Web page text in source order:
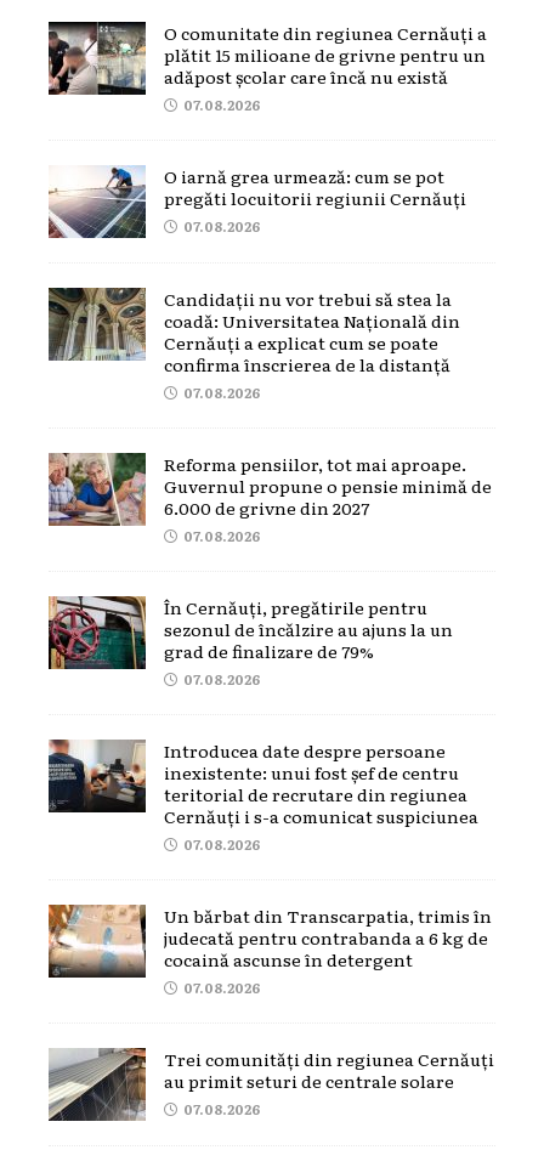
O comunitate din regiunea Cernăuți a
plătit 15 milioane de grivne pentru un
adăpost școlar care încă nu există
07.08.2026
O iarnă grea urmează: cum se pot
pregăti locuitorii regiunii Cernăuți
07.08.2026
Candidații nu vor trebui să stea la
coadă: Universitatea Națională din
Cernăuți a explicat cum se poate
confirma înscrierea de la distanță
07.08.2026
Reforma pensiilor, tot mai aproape.
Guvernul propune o pensie minimă de
6.000 de grivne din 2027
07.08.2026
În Cernăuți, pregătirile pentru
sezonul de încălzire au ajuns la un
grad de finalizare de 79%
07.08.2026
Introducea date despre persoane
inexistente: unui fost șef de centru
teritorial de recrutare din regiunea
Cernăuți i s-a comunicat suspiciunea
07.08.2026
Un bărbat din Transcarpatia, trimis în
judecată pentru contrabanda a 6 kg de
cocaină ascunse în detergent
07.08.2026
Trei comunități din regiunea Cernăuți
au primit seturi de centrale solare
07.08.2026